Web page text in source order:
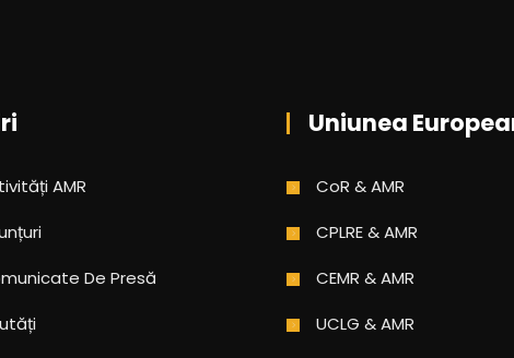
AMR
De Presă
Uniunea
CoR & AMR
CPLRE & AMR
CEMR & AMR
UCLG & AMR